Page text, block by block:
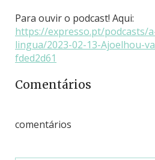
Para ouvir o podcast! Aqui:
https://expresso.pt/podcasts/
lingua/2023-02-13-Ajoelhou-
fded2d61
Comentários
comentários